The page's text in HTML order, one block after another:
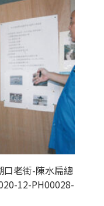
口老街-陳水扁總
12-PH00028-